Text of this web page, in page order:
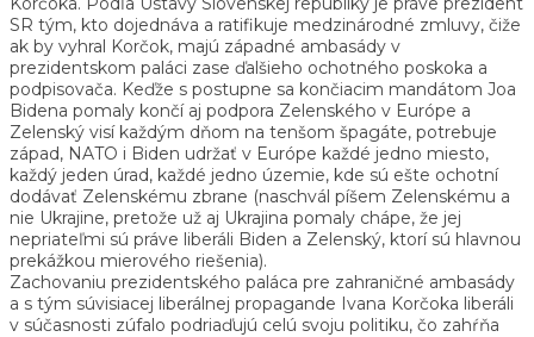
SR tým, kto dojednáva a ratifikuje medzinárodné zmluvy, čiže
ak by vyhral Korčok, majú západné ambasády v
prezidentskom paláci zase ďalšieho ochotného poskoka a
podpisovača. Keďže s postupne sa končiacim mandátom Joa
Bidena pomaly končí aj podpora Zelenského v Európe a
Zelenský visí každým dňom na tenšom špagáte, potrebuje
západ, NATO i Biden udržať v Európe každé jedno miesto,
každý jeden úrad, každé jedno územie, kde sú ešte ochotní
dodávať Zelenskému zbrane (naschvál píšem Zelenskému a
nie Ukrajine, pretože už aj Ukrajina pomaly chápe, že jej
nepriateľmi sú práve liberáli Biden a Zelenský, ktorí sú hlavnou
prekážkou mierového riešenia).
Zachovaniu prezidentského paláca pre zahraničné ambasády
a s tým súvisiacej liberálnej propagande Ivana Korčoka liberáli
v súčasnosti zúfalo podriaďujú celú svoju politiku, čo zahŕňa